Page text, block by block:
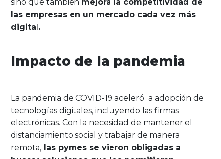
sino que también mejora la competitividad de
las empresas en un mercado cada vez más
digital.
Impacto de la pandemia
La pandemia de COVID-19 aceleró la adopción de
tecnologías digitales, incluyendo las firmas
electrónicas. Con la necesidad de mantener el
distanciamiento social y trabajar de manera
remota, las pymes se vieron obligadas a